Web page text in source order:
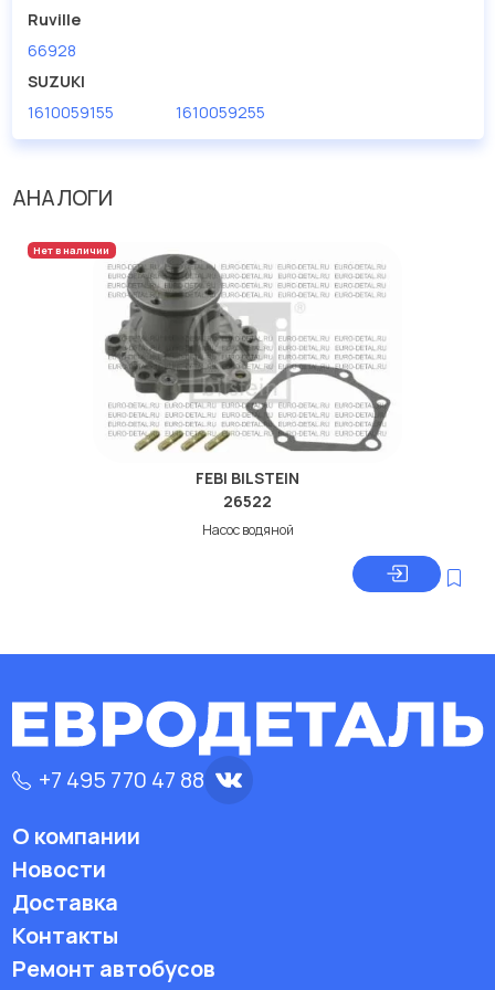
Ruville
66928
SUZUKI
1610059155
1610059255
АНАЛОГИ
Нет в наличии
FEBI BILSTEIN
26522
Насос водяной
+7 495 770 47 88
О компании
Новости
Доставка
Контакты
Ремонт автобусов